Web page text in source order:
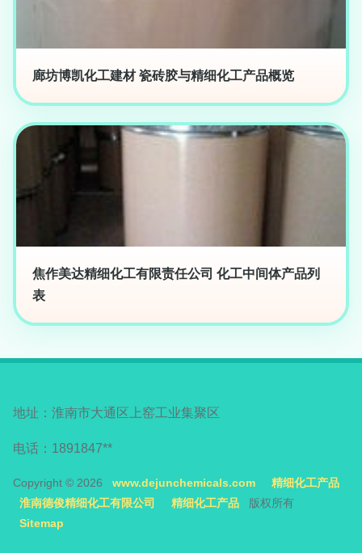
廊坊博凯化工建材 瓷砖胶与精细化工产品概览
焦作美达精细化工有限责任公司 化工中间体产品列
表
地址：淮南市大通区上窑工业集聚区
电话：1891847**
Copyright © 2026 www.dejunchemicals.com
精细化工产品
淮南德俊精细化工有限公司
精细化工产品
版权所有
Sitemap